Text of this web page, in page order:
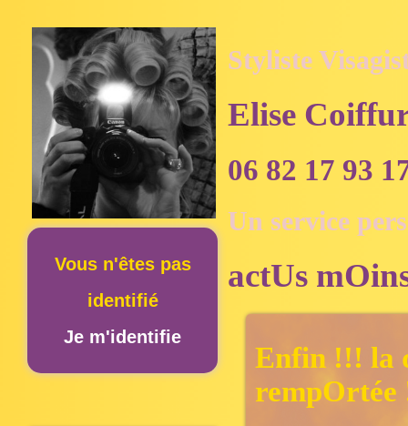
Vous n'êtes pas
identifié
Je m'identifie
Styliste
Elise
06 82 17 93
Un service
actUs
Enfin !!! la